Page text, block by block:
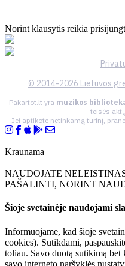
Norint klausytis reikia
© 2014-2026 Lietuvos
Pakartot.lt yra muzikos
teisės
Jei aptikote netinkamą turinį,
Kraunama
NAUDOJATE
PAŠALINTI, NORINT
Šioje svetainėje naudojami
Informuojame, kad šioje
cookies). Sutikdami,
toliau. Savo duotą sutikimą bet
savo interneto naršyklės